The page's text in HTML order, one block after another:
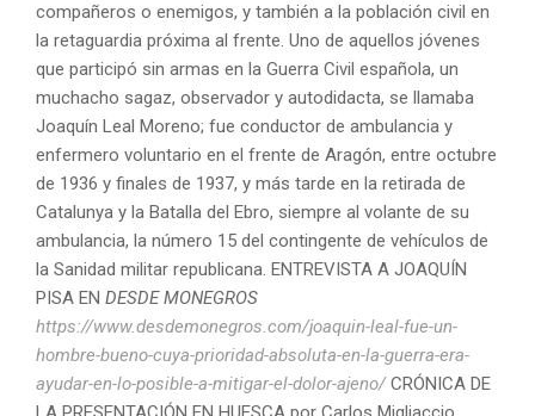
compañeros o enemigos, y también a la población civil en
la retaguardia próxima al frente. Uno de aquellos jóvenes
que participó sin armas en la Guerra Civil española, un
muchacho sagaz, observador y autodidacta, se llamaba
Joaquín Leal Moreno; fue conductor de ambulancia y
enfermero voluntario en el frente de Aragón, entre octubre
de 1936 y finales de 1937, y más tarde en la retirada de
Catalunya y la Batalla del Ebro, siempre al volante de su
ambulancia, la número 15 del contingente de vehículos de
la Sanidad militar republicana. ENTREVISTA A JOAQUÍN
PISA EN DESDE MONEGROS
https://www.desdemonegros.com/joaquin-leal-fue-un-
hombre-bueno-cuya-prioridad-absoluta-en-la-guerra-era-
ayudar-en-lo-posible-a-mitigar-el-dolor-ajeno/CRÓNICA DE